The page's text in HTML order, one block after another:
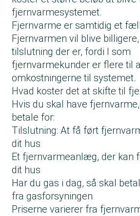
fjernvarmesystemet.
Fjernvarme er samtidig et
Fjernvarmen vil blive
tilslutning der er, fordi I som
fjernvarmekunder er flere til
omkostningerne til systemet.
Hvad koster det at skifte til
Hvis du skal have
betale for:
Tilslutning: At få ført
dit hus
Et fjernvarmeanlæg, der kan
dit hus
Har du gas i dag, så skal
fra gasforsyningen
Priserne varierer fra